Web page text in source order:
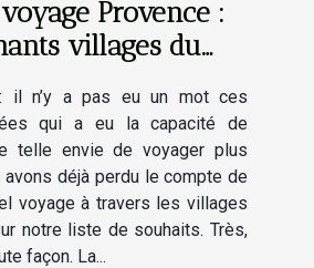
Provence :
villages du
il n’y a pas eu un mot ces
qui a eu la capacité de
telle envie de voyager plus
avons déjà perdu le compte de
voyage à travers les villages
notre liste de souhaits. Très,
façon. La...